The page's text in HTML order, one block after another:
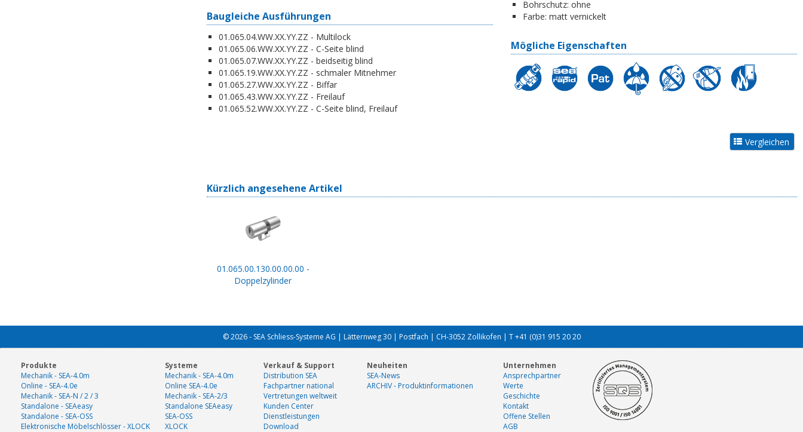
Baugleiche Ausführungen
01.065.04.WW.XX.YY.ZZ - Multilock
01.065.06.WW.XX.YY.ZZ - C-Seite blind
01.065.07.WW.XX.YY.ZZ - beidseitig blind
01.065.19.WW.XX.YY.ZZ - schmaler Mitnehmer
01.065.27.WW.XX.YY.ZZ - Biffar
01.065.43.WW.XX.YY.ZZ - Freilauf
01.065.52.WW.XX.YY.ZZ - C-Seite blind, Freilauf
Bohrschutz: ohne
Farbe: matt vernickelt
Mögliche Eigenschaften
Kürzlich angesehene Artikel
01.065.00.130.00.00.00 -
Doppelzylinder
© 2026 - SEA Schliess-Systeme AG | Lätternweg 30 | Postfach | CH-3052 Zollikofen | T +41 (0)31 915 20 20
Produkte
Mechanik - SEA-4.0m
Online - SEA-4.0e
Mechanik - SEA-N / 2 / 3
Standalone - SEAeasy
Standalone - SEA-OSS
Elektronische Möbelschlösser - XLOCK
Systeme
Mechanik - SEA-4.0m
Online SEA-4.0e
Mechanik - SEA-2/3
Standalone SEAeasy
SEA-OSS
XLOCK
Verkauf & Support
Distribution SEA
Fachpartner national
Vertretungen weltweit
Kunden Center
Dienstleistungen
Download
Neuheiten
SEA-News
ARCHIV - Produktinformationen
Unternehmen
Ansprechpartner
Werte
Geschichte
Kontakt
Offene Stellen
AGB